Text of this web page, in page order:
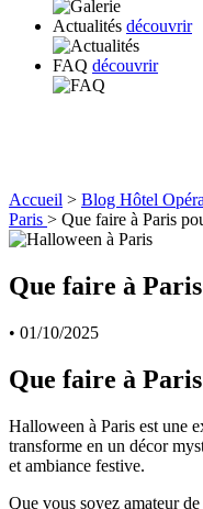
Actualités découvrir
FAQ découvrir
Accueil > Blog Hôtel
Paris > Que faire à Paris
Que faire à
• 01/10/2025
Que faire à
Halloween à Paris est une
transforme en un décor
et ambiance festive.
Que vous soyez amateur